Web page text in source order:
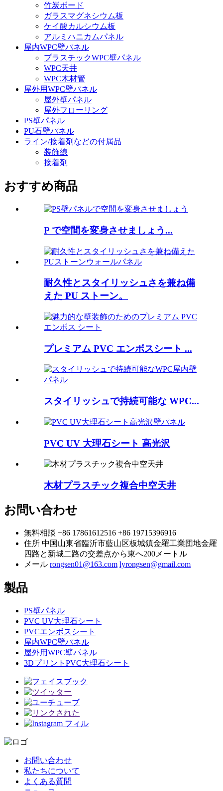
竹炭ボード
ガラスマグネシウム板
ケイ酸カルシウム板
アルミハニカムパネル
屋内WPC壁パネル
プラスチックWPC壁パネル
WPC天井
WPC木材管
屋外用WPC壁パネル
屋外壁パネル
屋外フローリング
PS壁パネル
PU石壁パネル
ライン/接着剤などの付属品
装飾線
接着剤
おすすめ商品
P で空間を変身させましょう...
耐久性とスタイリッシュさを兼ね備
えた PU ストーン。
プレミアム PVC エンボスシート ...
スタイリッシュで持続可能な WPC...
PVC UV 大理石シート 高光沢
木材プラスチック複合中空天井
お問い合わせ
無料相談 +86 17861612516 +86 19715396916
住所 中国山東省臨沂市藍山区板城鎮金羅工業団地金羅
四路と新城二路の交差点から東へ200メートル
メール rongsen01@163.com lyrongsen@gmail.com
製品
PS壁パネル
PVC UV大理石シート
PVCエンボスシート
屋内WPC壁パネル
屋外用WPC壁パネル
3DプリントPVC大理石シート
お問い合わせ
私たちについて
よくある質問